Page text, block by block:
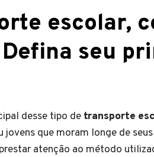
escolar,
seu
desse tipo de transporte
jovens que moram longe de
atenção ao método